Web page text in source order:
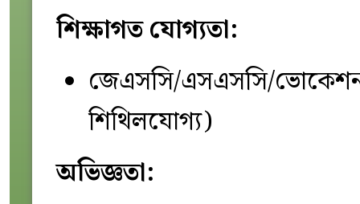
শিক্ষাগত যোগ্যতা:
জেএসসি/এসএসসি/
শিথিলযোগ্য)
অভিজ্ঞতা: